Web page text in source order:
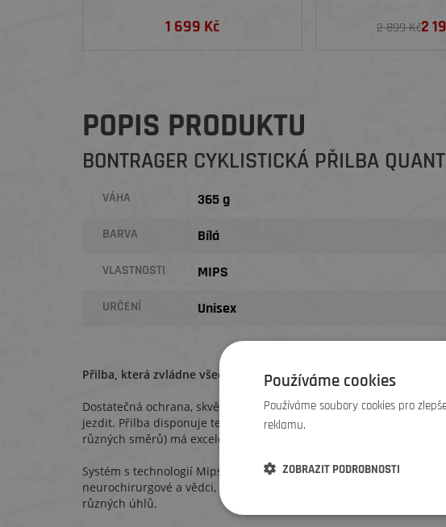
1 699 Kč 2 899 Kč2
POPIS PRODUKTU
BONTRAGER CYKLISTICKÁ PŘILBA
VÁHA 365 g
BARVA Bílá
VLASTNOSTI MIPS
URČENÍ Unisex
Přilba, která zvládne všechno.
Dostatečná ochrana, skvělý vzhled a bezpečné upnutí, Quantum
jezdit. Přilba disponuje technologií Mips (Multi-directional Impact
různých směrů) má excelentní ventilaci, tudíž je ideální volbou jak
Systém s technologií Mips (ochrana hlavy pohlcující síly
neurochirurgové a vědci, pomáhá minimalizovat dopad rotačních
různých úhlů.
Používáme cookies
Používáme soubory cookies pro
reklamu.
ZOBRAZIT PODROBNOSTI